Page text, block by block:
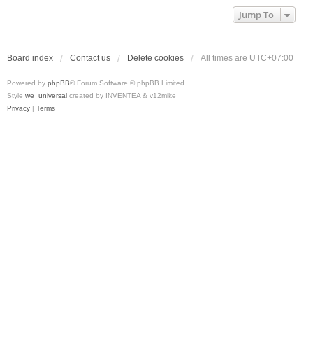
Jump To
Board index Contact us Delete cookies All times are UTC+07:00
Powered by phpBB® Forum Software © phpBB Limited
Style we_universal created by INVENTEA & v12mike
Privacy | Terms